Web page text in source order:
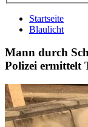
Startseite
Blaulicht
Mann durch
Polizei ermittelt